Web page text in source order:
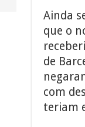
Ainda
que o
de
com
teriam